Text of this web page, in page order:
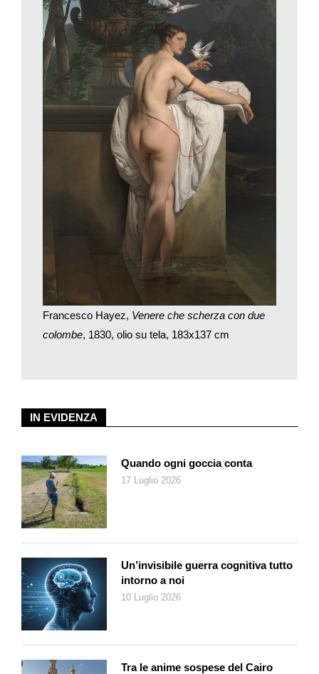
barca in laguna un gruppo di persone simboleggia l’annessione
di Venezia all’Italia dopo la Terza guerra d’Indipendenza. Così
sembra dirci il ragazzo che regge l’immagine di Vittorio
Emanuele II, e il tricolore degli abiti vuole alludere alla
speranza di un futuro migliore.
Ma è nella seconda sala che si assiste alla trasformazione del
vedutismo nella pittura di paesaggio con opere di Giuseppe
Canella, Domenico Bresolin, Giacomo Favretto. Il vedutismo e
le quinte architettoniche cedono il passo all’attenzione per le
suggestioni atmosferiche, la luce cangiante, il colore.
L’alfiere del superamento del vedutismo è Guglielmo Ciardi cui
è dedicata la terza sala. Ciardi ci introduce alla scoperta della
poesia della laguna; nelle sue tele, ambientate anche in
terraferma, la luce, le poche persone e l’atmosfera quasi
metafisica restituiscono l’immagine della laguna come terra di
mezzo tra mare, cielo e terra.Mulino sul Sile del 1877-78 ne è
un esempio: è una tela costruita sulla diagonale del canale con
la luce cristallina di un mattino estivo che permea ogni cosa.
Sempre negli anni ottanta l’arte veneziana si ispira anche al
vero, con pittori come Luigi Nono e Giacomo Favretto, e la
popolare.
InVerso sera presso Polcenigo, del 1873, Luigi Nono dà voce
paesaggio è il grande protagonista anche della tela di Giacomo
Favretto,La mietitura del riso(1876 ca) dove però non c’è
alcun riferimento sociale al mondo del lavoro.
Ma qualcosa sta cambiando sul finire del secolo: del 1895 è la
prima Esposizione internazionale d’Arte, e Venezia si apre alle
suggestioni del gusto d’Oltralpe. A conclusione del percorso, le
opere realizzate a cavallo tra gli anni ottanta e novanta da
artisti quali Ettore Tito e Mario De Maria che con
occhiaie vuote
(1888), mostra un chiaro simbolismo vicino alla
pittura di Böcklin.
Il modo migliore per congedarsi dalla mostra è cogliere
vento
(1901) di Ettore Tito, pittore dell’aria e del movimento.
IN EVIDENZA
Quando ogni goccia conta
17 Luglio 2026
Un’invisibile guerra cognitiva tutto
intorno a noi
10 Luglio 2026
Tra le anime sospese del Cairo
Francesco Hayez, Venere che scherza con due
colombe, 1830, olio su tela, 183x137 cm